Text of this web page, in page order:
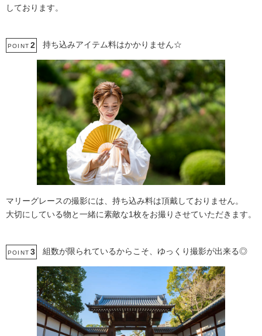
しております。
POINT 2 持ち込みアイテム料はかかりません☆
マリーグレースの撮影には、持ち込み料は頂戴しておりません。
大切にしている物と一緒に素敵な1枚をお撮りさせていただきます。
POINT 3 組数が限られているからこそ、ゆっくり撮影が出来る◎